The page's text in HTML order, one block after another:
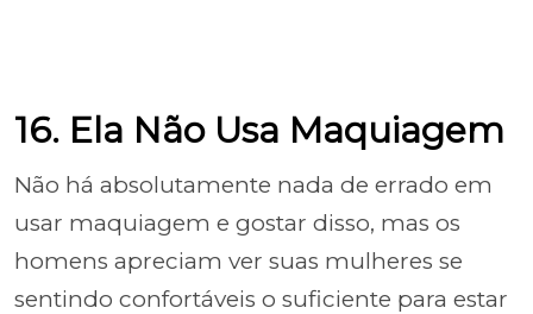
16. Ela Não Usa Maquiagem
Não há absolutamente nada de errado em
usar maquiagem e gostar disso, mas os
homens apreciam ver suas mulheres se
sentindo confortáveis o suficiente para estar